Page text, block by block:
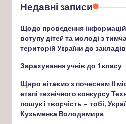
Недавні записи
Щодо проведення
вступу дітей та молоді з
територій України до
Зарахування учнів до 1 класу
Щиро вітаємо з почесним ІІ
етапі технічного конкурсу
пошук і творчість – тобі,
Кузьменка Володимира